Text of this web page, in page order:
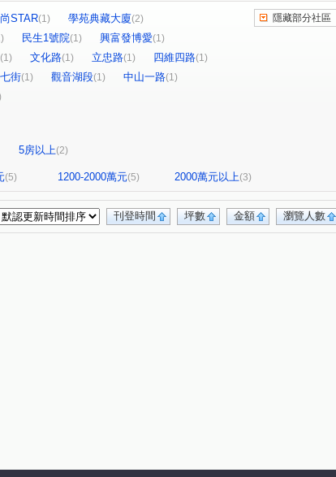
STAR(1) 學苑典藏大廈(2)
民生1號院(1) 興富發博愛(1)
(1) 文化路(1) 立忠路(1) 四維四路(1)
街(1) 觀音湖段(1) 中山一路(1)
隱藏部分社區
5房以上(2)
(5) 1200-2000萬元(5) 2000萬元以上(3)
瀏覽人數
金額
坪數
刊登時間